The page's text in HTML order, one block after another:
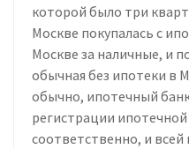
которой было три
Москве покупалась с
Москве за наличные, и
обычная без ипотеки в
обычно, ипотечный
регистрации
соответственно, и